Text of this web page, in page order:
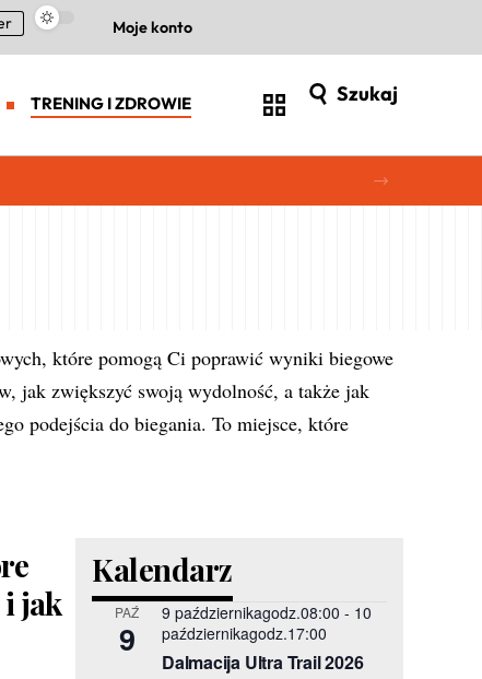
Moje konto
TRENING I ZDROWIE Szukaj
które pomogą Ci poprawić wyniki biegowe
jak zwiększyć swoją wydolność, a także jak
podejścia do biegania. To miejsce, które
i jak
Kalendarz
PAŹ
9
9 październikagodz.08:00 - 10
październikagodz.17:00
Dalmacija Ultra Trail 2026